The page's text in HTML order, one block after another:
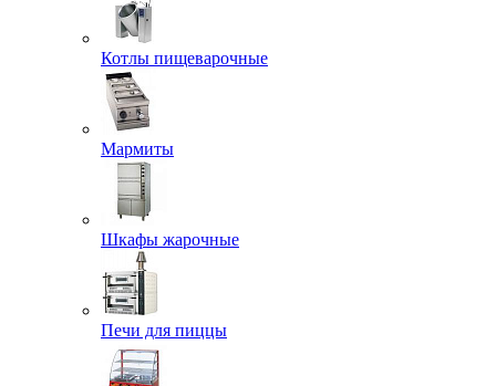
Котлы пищеварочные
Мармиты
Шкафы жарочные
Печи для пиццы